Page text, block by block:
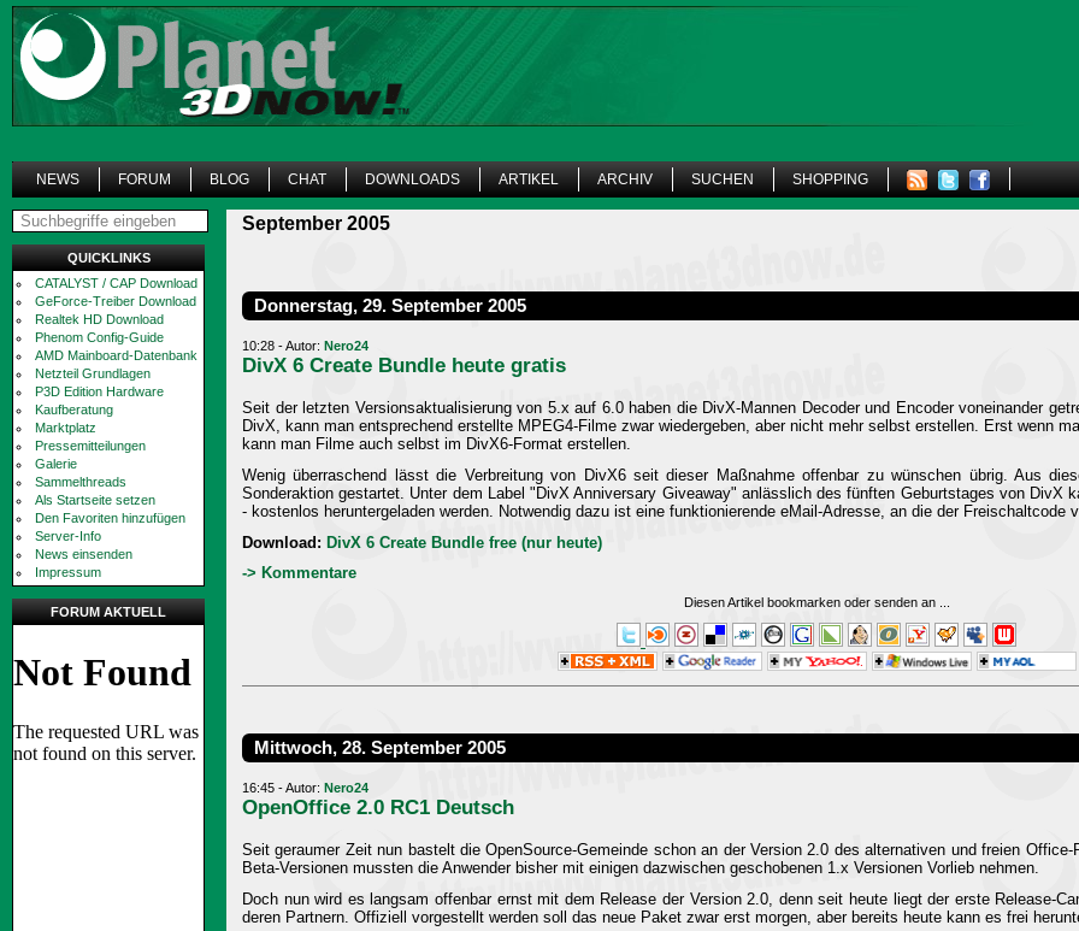
NEWS FORUM BLOG CHAT DOWNLOADS ARTIKEL ARCHIV SUCHEN SHOPPING
QUICKLINKS
CATALYST / CAP Download
GeForce-Treiber Download
Realtek HD Download
Phenom Config-Guide
AMD Mainboard-Datenbank
Netzteil Grundlagen
P3D Edition Hardware
Kaufberatung
Marktplatz
Pressemitteilungen
Galerie
Sammelthreads
Als Startseite setzen
Den Favoriten hinzufügen
Server-Info
News einsenden
Impressum
FORUM AKTUELL
September 2005
Donnerstag, 29. September 2005
10:28 - Autor: Nero24
DivX 6 Create Bundle heute gratis
Seit der letzten Versionsaktualisierung von 5.x auf 6.0 haben die DivX-Mannen Decoder und Encoder voneinander
DivX, kann man entsprechend erstellte MPEG4-Filme zwar wiedergeben, aber nicht mehr selbst erstellen. Erst wenn
kann man Filme auch selbst im DivX6-Format erstellen.
Wenig überraschend lässt die Verbreitung von DivX6 seit dieser Maßnahme offenbar zu wünschen übrig. Aus
Sonderaktion gestartet. Unter dem Label "DivX Anniversary Giveaway" anlässlich des fünften Geburtstages von DivX
- kostenlos heruntergeladen werden. Notwendig dazu ist eine funktionierende eMail-Adresse, an die der Freischaltcode
Download: DivX 6 Create Bundle free (nur heute)
-> Kommentare
Diesen Artikel bookmarken oder senden an
Mittwoch, 28. September 2005
16:45 - Autor: Nero24
OpenOffice 2.0 RC1 Deutsch
Seit geraumer Zeit nun bastelt die OpenSource-Gemeinde schon an der Version 2.0 des alternativen und freien
Beta-Versionen mussten die Anwender bisher mit einigen dazwischen geschobenen 1.x Versionen Vorlieb nehmen.
Doch nun wird es langsam offenbar ernst mit dem Release der Version 2.0, denn seit heute liegt der erste Release-
deren Partnern. Offiziell vorgestellt werden soll das neue Paket zwar erst morgen, aber bereits heute kann es frei